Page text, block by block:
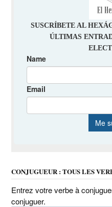
CONJUGUEUR : TOUS LES
Entrez votre verbe à
conjuguer.